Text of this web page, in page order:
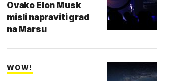
Ovako Elon Musk
misli napraviti grad
na Marsu
WOW!